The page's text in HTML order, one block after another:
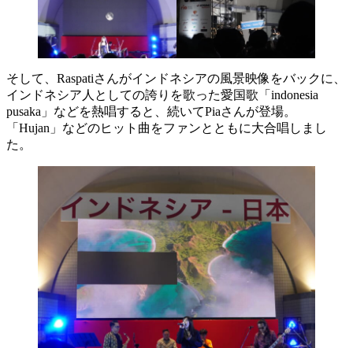
そして、Raspatiさんがインドネシアの風景映像をバックに、
インドネシア人としての誇りを歌った愛国歌「indonesia
pusaka」などを熱唱すると、続いてPiaさんが登場。
「Hujan」などのヒット曲をファンとともに大合唱しまし
た。